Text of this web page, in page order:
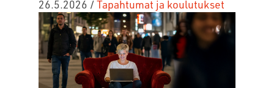
26.5.2026 /Tapahtumat ja koulutukset